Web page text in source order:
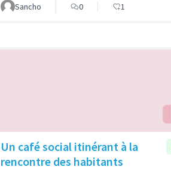
Sancho 0 1
Un café social itinérant à la
rencontre des habitants